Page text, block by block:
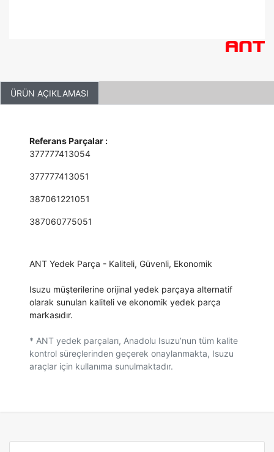
ÜRÜN AÇIKLAMASI
Referans Parçalar :
377777413054
377777413051
387061221051
387060775051
ANT Yedek Parça - Kaliteli, Güvenli, Ekonomik
Isuzu müşterilerine orijinal yedek parçaya alternatif
olarak sunulan kaliteli ve ekonomik yedek parça
markasıdır.
* ANT yedek parçaları, Anadolu Isuzu’nun tüm kalite
kontrol süreçlerinden geçerek onaylanmakta, Isuzu
araçlar için kullanıma sunulmaktadır.